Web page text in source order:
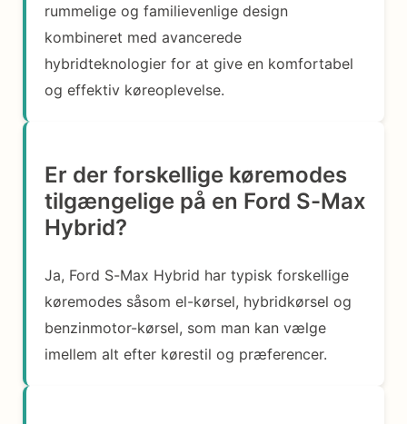
rummelige og familievenlige design
kombineret med avancerede
hybridteknologier for at give en komfortabel
og effektiv køreoplevelse.
Er der forskellige køremodes
tilgængelige på en Ford S-Max
Hybrid?
Ja, Ford S-Max Hybrid har typisk forskellige
køremodes såsom el-kørsel, hybridkørsel og
benzinmotor-kørsel, som man kan vælge
imellem alt efter kørestil og præferencer.